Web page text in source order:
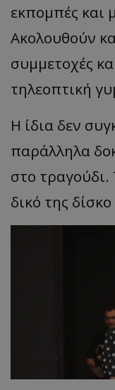
εκπομπές και
Ακολουθούν
συμμετοχές
τηλεοπτική
Η ίδια δεν
παράλληλα
στο
δικό της